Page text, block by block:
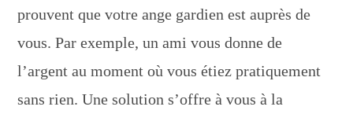
prouvent que votre ange gardien est auprès de
vous. Par exemple, un ami vous donne de
l’argent au moment où vous étiez pratiquement
sans rien. Une solution s’offre à vous à la